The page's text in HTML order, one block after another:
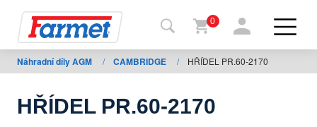
Zpět
na
0
Náhradní díly AGM / CAMBRIDGE / HŘÍDEL PR.60-2170
HŘÍDEL PR.60-2170